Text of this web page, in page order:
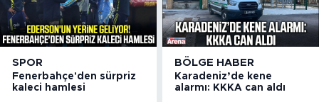
SPOR
Fenerbahçe'den sürpriz
kaleci hamlesi
BÖLGE HABER
Karadeniz’de kene
alarmı: KKKA can aldı